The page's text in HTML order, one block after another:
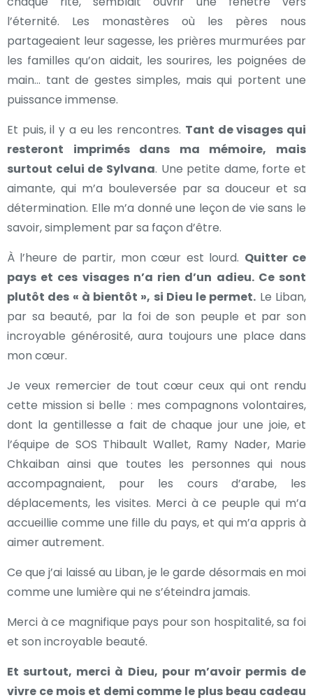
l’éternité. Les monastères où les pères nous
partageaient leur sagesse, les prières murmurées par
les familles qu’on aidait, les sourires, les poignées de
main… tant de gestes simples, mais qui portent une
puissance immense.
Et puis, il y a eu les rencontres. Tant de visages qui
resteront imprimés dans ma mémoire, mais
surtout celui de Sylvana. Une petite dame, forte et
aimante, qui m’a bouleversée par sa douceur et sa
détermination. Elle m’a donné une leçon de vie sans le
savoir, simplement par sa façon d’être.
À l’heure de partir, mon cœur est lourd. Quitter ce
pays et ces visages n’a rien d’un adieu. Ce sont
plutôt des « à bientôt », si Dieu le permet. Le Liban,
par sa beauté, par la foi de son peuple et par son
incroyable générosité, aura toujours une place dans
mon cœur.
Je veux remercier de tout cœur ceux qui ont rendu
cette mission si belle : mes compagnons volontaires,
dont la gentillesse a fait de chaque jour une joie, et
l’équipe de SOS Thibault Wallet, Ramy Nader, Marie
Chkaiban ainsi que toutes les personnes qui nous
accompagnaient, pour les cours d’arabe, les
déplacements, les visites. Merci à ce peuple qui m’a
accueillie comme une fille du pays, et qui m’a appris à
aimer autrement.
Ce que j’ai laissé au Liban, je le garde désormais en moi
comme une lumière qui ne s’éteindra jamais.
Merci à ce magnifique pays pour son hospitalité, sa foi
et son incroyable beauté.
Et surtout, merci à Dieu, pour m’avoir permis de
vivre ce mois et demi comme le plus beau cadeau